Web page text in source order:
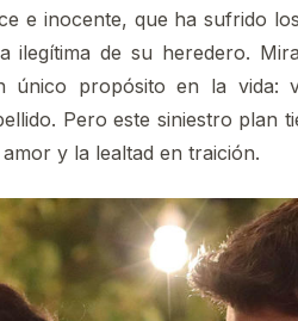
e inocente, que ha sufrido
ilegítima de su heredero.
único propósito en la vida:
Pero este siniestro plan
y la lealtad en traición.